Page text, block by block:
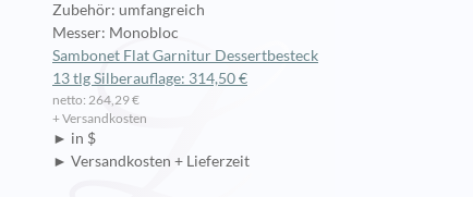
Zubehör: umfangreich
Messer: Monobloc
Sambonet Flat Garnitur Dessertbesteck
13 tlg Silberauflage: 314,50 €
netto: 264,29 €
+ Versandkosten
► in $
► Versandkosten + Lieferzeit